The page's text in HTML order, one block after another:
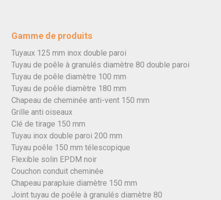
Gamme de produits
Tuyaux 125 mm inox double paroi
Tuyau de poêle à granulés diamètre 80 double paroi
Tuyau de poêle diamètre 100 mm
Tuyau de poêle diamètre 180 mm
Chapeau de cheminée anti-vent 150 mm
Grille anti oiseaux
Clé de tirage 150 mm
Tuyau inox double paroi 200 mm
Tuyau poêle 150 mm télescopique
Flexible solin EPDM noir
Couchon conduit cheminée
Chapeau parapluie diamètre 150 mm
Joint tuyau de poêle à granulés diamètre 80